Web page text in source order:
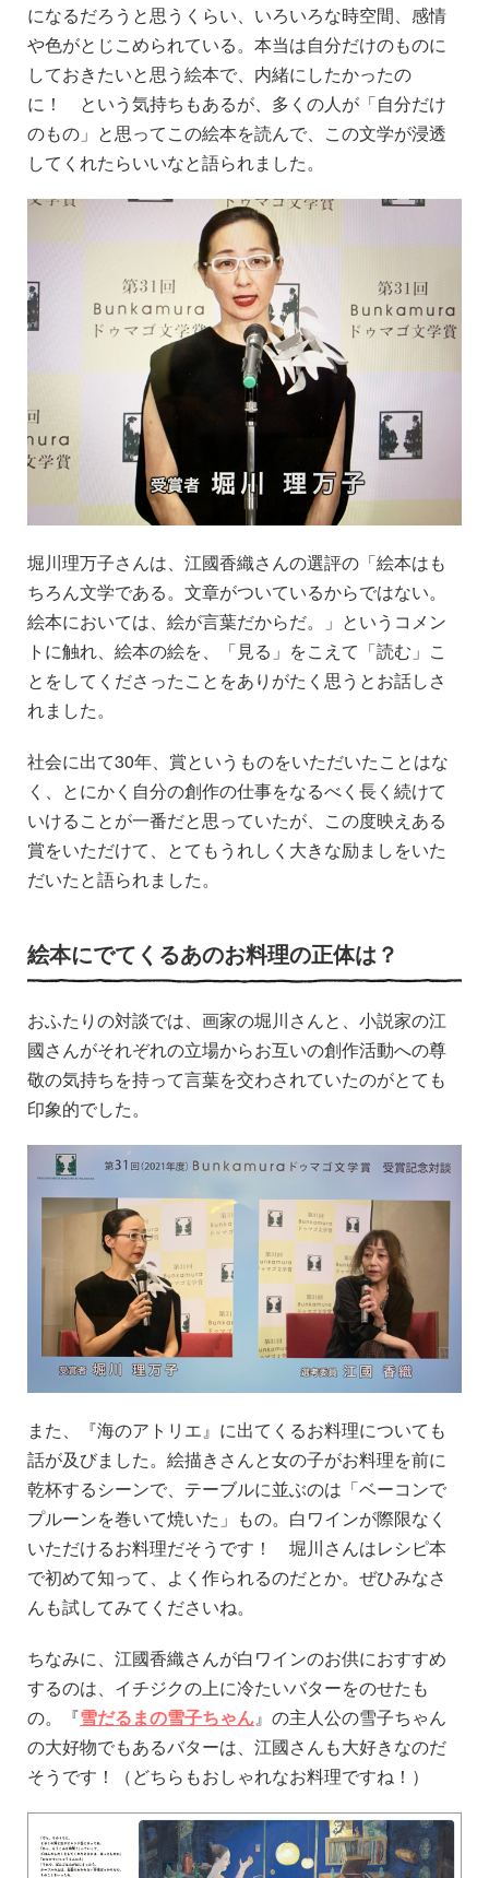
になるだろうと思うくらい、いろいろな時空間、感情
や色がとじこめられている。本当は自分だけのものに
しておきたいと思う絵本で、内緒にしたかったの
に！ という気持ちもあるが、多くの人が「自分だけ
のもの」と思ってこの絵本を読んで、この文学が浸透
してくれたらいいなと語られました。
堀川理万子さんは、江國香織さんの選評の「絵本はも
ちろん文学である。文章がついているからではない。
絵本においては、絵が言葉だからだ。」というコメン
トに触れ、絵本の絵を、「見る」をこえて「読む」こ
とをしてくださったことをありがたく思うとお話しさ
れました。
社会に出て30年、賞というものをいただいたことはな
く、とにかく自分の創作の仕事をなるべく長く続けて
いけることが一番だと思っていたが、この度映えある
賞をいただけて、とてもうれしく大きな励ましをいた
だいたと語られました。
絵本にでてくるあのお料理の正体は？
おふたりの対談では、画家の堀川さんと、小説家の江
國さんがそれぞれの立場からお互いの創作活動への尊
敬の気持ちを持って言葉を交わされていたのがとても
印象的でした。
また、『海のアトリエ』に出てくるお料理についても
話が及びました。絵描きさんと女の子がお料理を前に
乾杯するシーンで、テーブルに並ぶのは「ベーコンで
プルーンを巻いて焼いた」もの。白ワインが際限なく
いただけるお料理だそうです！ 堀川さんはレシピ本
で初めて知って、よく作られるのだとか。ぜひみなさ
んも試してみてくださいね。
ちなみに、江國香織さんが白ワインのお供におすすめ
するのは、イチジクの上に冷たいバターをのせたも
の。『雪だるまの雪子ちゃん』の主人公の雪子ちゃん
の大好物でもあるバターは、江國さんも大好きなのだ
そうです！（どちらもおしゃれなお料理ですね！）